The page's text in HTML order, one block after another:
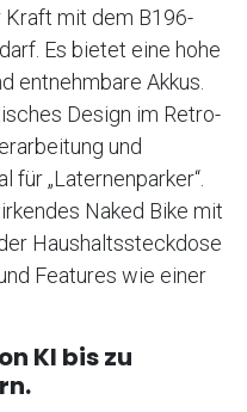
mit dem B196-
Es bietet eine hohe
entnehmbare Akkus.
Design im Retro-
und
für „Laternenparker“.
Naked Bike mit
Haushaltssteckdose
Features wie einer
KI bis zu